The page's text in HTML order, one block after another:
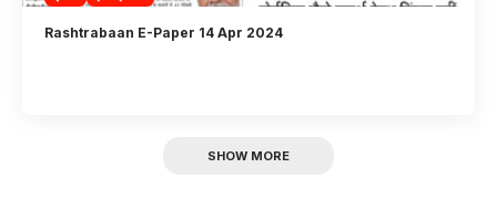
Rashtrabaan E-Paper 14 Apr 2024
SHOW MORE